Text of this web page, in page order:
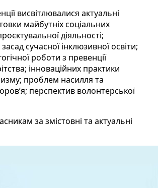
висвітлювалися актуальні
майбутніх соціальних
діяльності;
сучасної інклюзивної освіти;
роботи з превенції
інноваційних практики
проблем насилля та
перспектив волонтерської
за змістовні та актуальні